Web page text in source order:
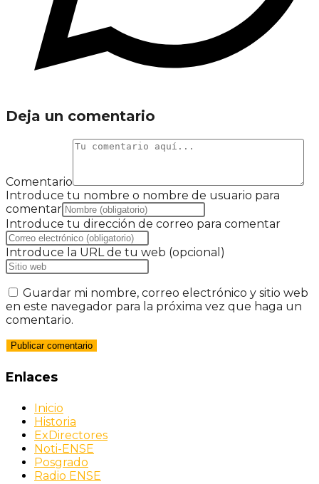
Deja un comentario
Comentario
Introduce tu nombre o nombre de usuario para
comentar
Introduce tu dirección de correo para comentar
Introduce la URL de tu web (opcional)
Guardar mi nombre, correo electrónico y sitio web
en este navegador para la próxima vez que haga un
comentario.
Enlaces
Inicio
Historia
ExDirectores
Noti-ENSE
Posgrado
Radio ENSE